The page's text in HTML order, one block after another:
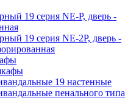
19 серия NE-P, дверь -
19 серия NE-2P, дверь -
19 настенные
пенального типа